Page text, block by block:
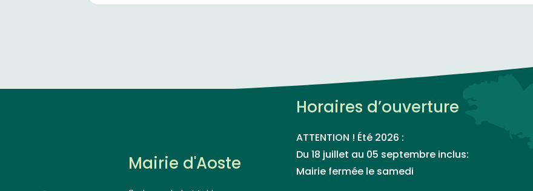
Mairie d'Aoste
Horaires d’ouverture
ATTENTION ! Été 2026 :
Du 18 juillet au 05 septembre inclus:
Mairie fermée le samedi